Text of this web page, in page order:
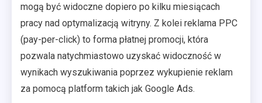
mogą być widoczne dopiero po kilku miesiącach
pracy nad optymalizacją witryny. Z kolei reklama PPC
(pay-per-click) to forma płatnej promocji, która
pozwala natychmiastowo uzyskać widoczność w
wynikach wyszukiwania poprzez wykupienie reklam
za pomocą platform takich jak Google Ads.